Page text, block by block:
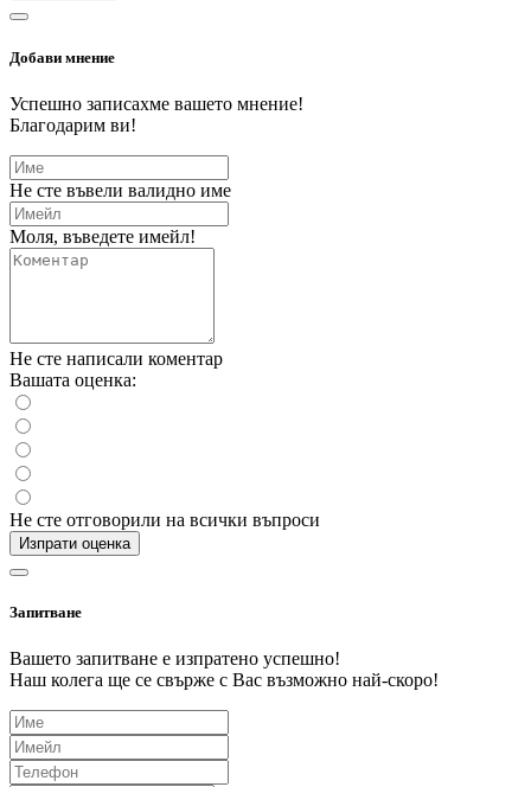
Добави мнение
Успешно записахме вашето мнение!
Благодарим ви!
Не сте въвели валидно име
Моля, въведете имейл!
Не сте написали коментар
Вашата оценка:
Не сте отговорили на всички въпроси
Изпрати оценка
Запитване
Вашето запитване е изпратено успешно!
Наш колега ще се свърже с Вас възможно най-скоро!